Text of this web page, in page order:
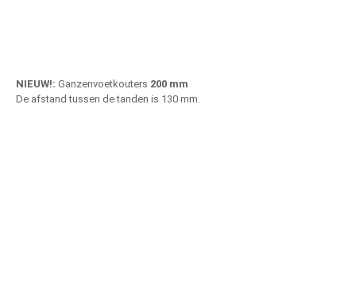
NIEUW!: Ganzenvoetkouters 200 mm
De afstand tussen de tanden is 130 mm.